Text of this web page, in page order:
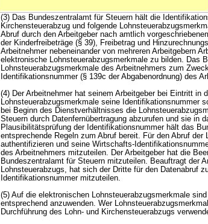
(3) Das Bundeszentralamt für Steuern hält die
Kirchensteuerabzug und folgende
Abruf durch den Arbeitgeber nach amtlich
der Kinderfreibeträge (§ 39), Freibetrag und
Arbeitnehmer nebeneinander von mehreren Arbeitgebern
elektronische Lohnsteuerabzugsmerkmale zu bilden. Das
Lohnsteuerabzugsmerkmale des Arbeitnehmers zum
Identifikationsnummer (§ 139c der Abgabenordnung) des
(4) Der Arbeitnehmer hat seinem Arbeitgeber bei Eintritt
Lohnsteuerabzugsmerkmale seine Identifikationsnummer
bei Beginn des Dienstverhältnisses die
Steuern durch Datenfernübertragung abzurufen und sie in
Plausibilitätsprüfung der Identifikationsnummer hält das
entsprechende Regeln zum Abruf bereit. Für den Abruf
authentifizieren und seine Wirtschafts-
des Arbeitnehmers mitzuteilen. Der Arbeitgeber hat die
Bundeszentralamt für Steuern mitzuteilen. Beauftragt der
Lohnsteuerabzugs, hat sich der Dritte für den Datenabruf
Identifikationsnummer mitzuteilen.
(5) Auf die elektronischen Lohnsteuerabzugsmerkmale
entsprechend anzuwenden. Wer
Durchführung des Lohn- und Kirchensteuerabzugs